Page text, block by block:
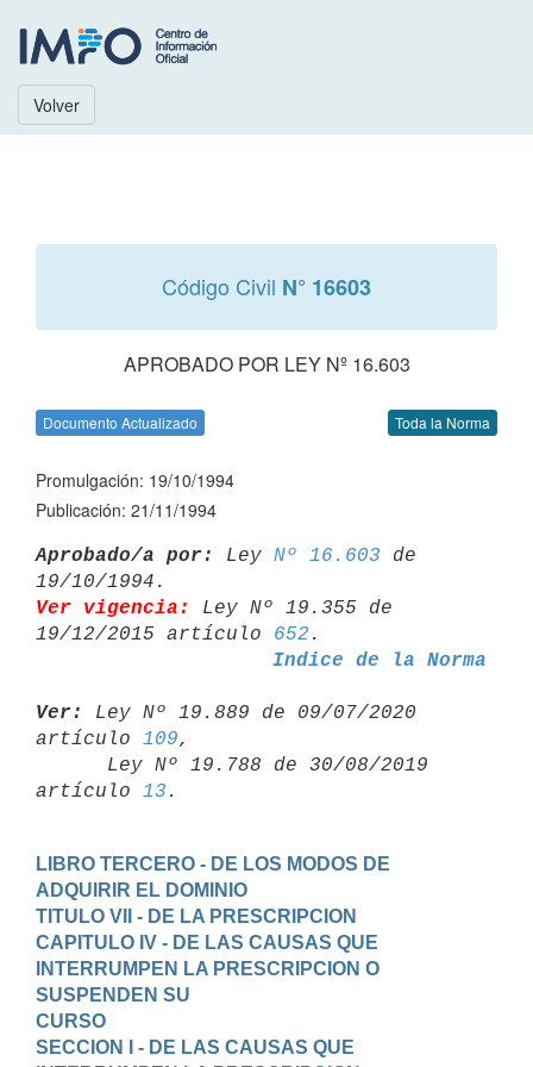
Volver
Código Civil N° 16603
APROBADO POR LEY Nº 16.603
Documento Actualizado Toda la Norma
Promulgación: 19/10/1994
Publicación: 21/11/1994
Aprobado/a por: Ley Nº 16.603 de
Ver vigencia:
Ley Nº 19.355 de
19/12/2015 artículo 652
Indice de la Norma
Ver:
Ley Nº 19.889 de 09/07/2020
artículo 109,
artículo 13
LIBRO TERCERO - DE LOS MODOS DE
ADQUIRIR EL DOMINIO
TITULO VII - DE LA PRESCRIPCION
CAPITULO IV - DE LAS CAUSAS QUE
INTERRUMPEN LA PRESCRIPCION O
SUSPENDEN SU
CURSO
SECCION I - DE LAS CAUSAS QUE